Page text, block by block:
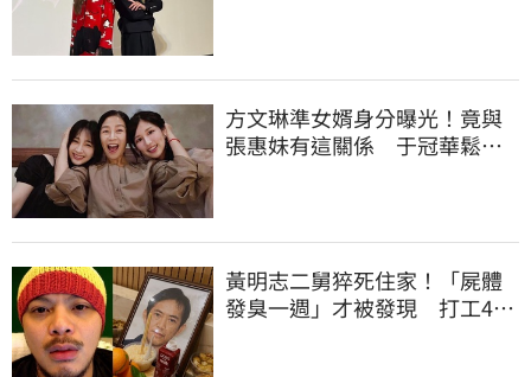
方文琳準女婿身分曝光！竟與
張惠妹有這關係 于冠華鬆口
黃明志二舅猝死住家！「屍體
發臭一週」才被發現 打工40